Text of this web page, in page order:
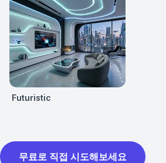
Futuristic
무료로 직접 시도해보세요